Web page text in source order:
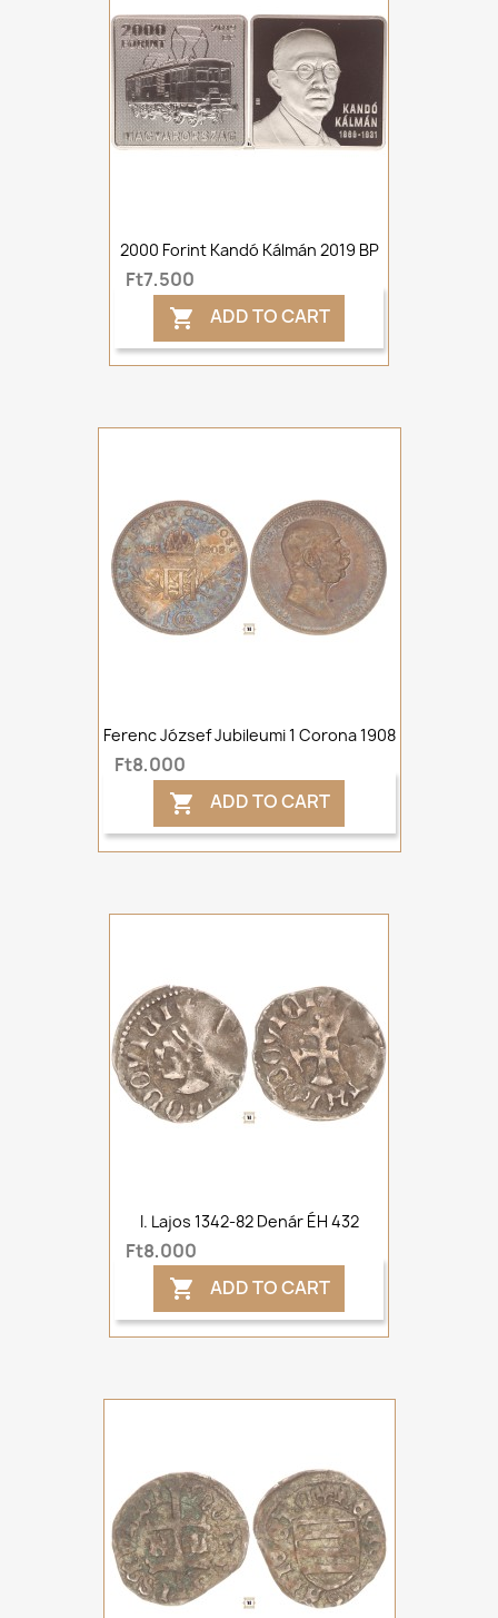
2000 Forint Kandó Kálmán 2019 BP
Ft7,500
 ADD TO CART
Ferenc József Jubileumi 1 Corona 1908
Ft8,000
 ADD TO CART
I. Lajos 1342-82 Denár ÉH 432
Ft8,000
 ADD TO CART